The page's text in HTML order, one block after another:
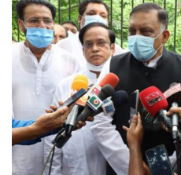
১৫ আগস্ট ও ৩ নভেম্বরের
তথ্যমন্ত্রী